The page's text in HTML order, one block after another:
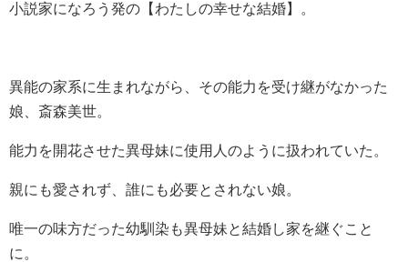
小説家になろう発の【わたしの幸せな結婚】。
異能の家系に生まれながら、その能力を受け継がなかった
娘、斎森美世。
能力を開花させた異母妹に使用人のように扱われていた。
親にも愛されず、誰にも必要とされない娘。
唯一の味方だった幼馴染も異母妹と結婚し家を継ぐこと
に。